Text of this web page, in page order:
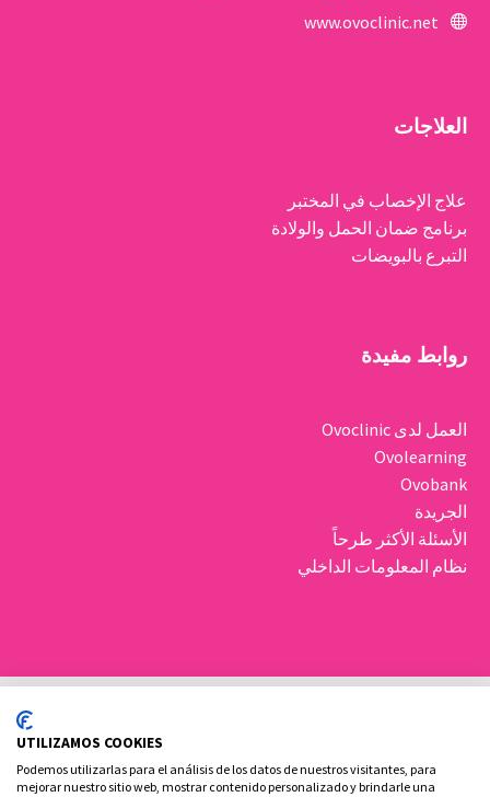
www.ovoclinic.net
العلاجات
علاج الإخصاب في المختبر
برنامج ضمان الحمل والولادة
التبرع بالبويضات
روابط مفيدة
العمل لدى Ovoclinic
Ovolearning
Ovobank
الجريدة
الأسئلة الأكثر طرحاً
نظام المعلومات الداخلي
UTILIZAMOS COOKIES
Podemos utilizarlas para el análisis de los datos de nuestros visitantes, para
mejorar nuestro sitio web, mostrar contenido personalizado y brindarle una